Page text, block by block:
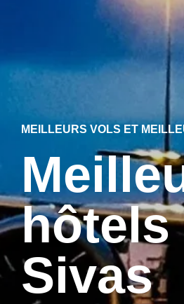
MEILLEURS VOLS ET
hôtels
Sivas